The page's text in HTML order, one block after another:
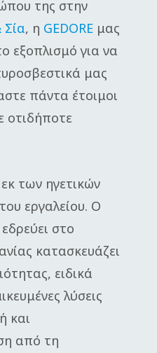
της στην
Σία, η GEDORE μας
εξοπλισμό για να
μας
πάντα έτοιμοι
οτιδήποτε
εκ των ηγετικών
εργαλείου. Ο
στο
κατασκευάζει
ειδικά
λύσεις
και
από τη